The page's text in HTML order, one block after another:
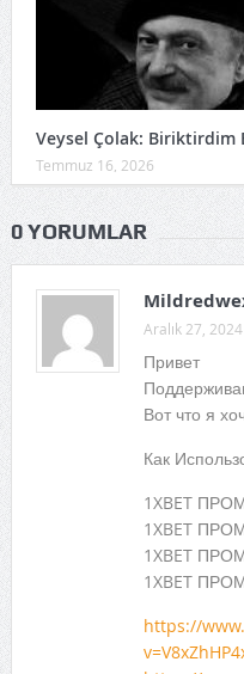
Veysel Çolak: Biriktirdim
Temmuz 16, 2026
0 YORUMLAR
Aralık 27,
Привет
Вот что я
Как
1XBET
1XBET
1XBET
1XBET
https://